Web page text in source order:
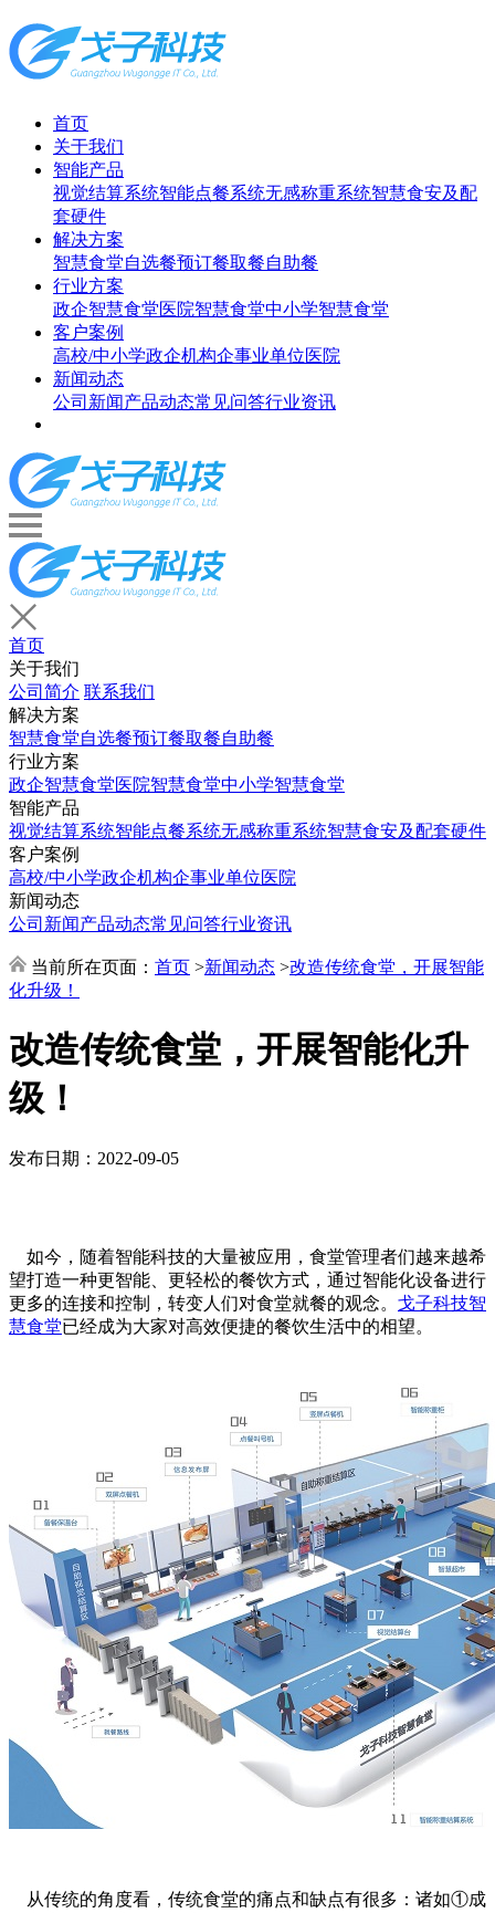
首页
关于我们
智能产品
视觉结算系统智能点餐系统无感称重系统智慧食安及配
套硬件
解决方案
智慧食堂自选餐预订餐取餐自助餐
行业方案
政企智慧食堂医院智慧食堂中小学智慧食堂
客户案例
高校/中小学政企机构企事业单位医院
新闻动态
公司新闻产品动态常见问答行业资讯
首页
关于我们
公司简介 联系我们
解决方案
智慧食堂自选餐预订餐取餐自助餐
行业方案
政企智慧食堂医院智慧食堂中小学智慧食堂
智能产品
视觉结算系统智能点餐系统无感称重系统智慧食安及配套硬件
客户案例
高校/中小学政企机构企事业单位医院
新闻动态
公司新闻产品动态常见问答行业资讯
当前所在页面： 首页 >新闻动态 >改造传统食堂，开展智能
化升级！
改造传统食堂，开展智能化升
级！
发布日期：2022-09-05
如今，随着智能科技的大量被应用，食堂管理者们越来越希
望打造一种更智能、更轻松的餐饮方式，通过智能化设备进行
更多的连接和控制，转变人们对食堂就餐的观念。 戈子科技智
慧食堂已经成为大家对高效便捷的餐饮生活中的相望。
从传统的角度看，传统食堂的痛点和缺点有很多：诸如①成